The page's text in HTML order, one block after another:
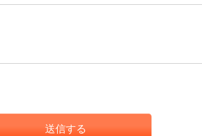
送信する